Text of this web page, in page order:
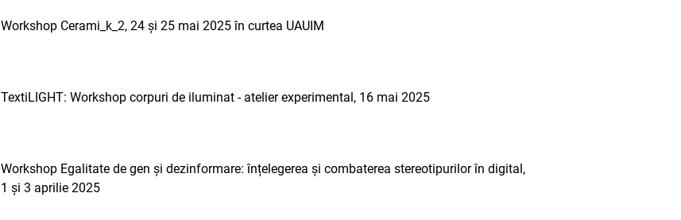
Workshop Cerami_k_2, 24 și 25 mai 2025 în curtea UAUIM
TextiLIGHT: Workshop corpuri de iluminat - atelier experimental, 16 mai 2025
Workshop Egalitate de gen și dezinformare: înțelegerea și combaterea stereotipurilor în digital,
1 și 3 aprilie 2025